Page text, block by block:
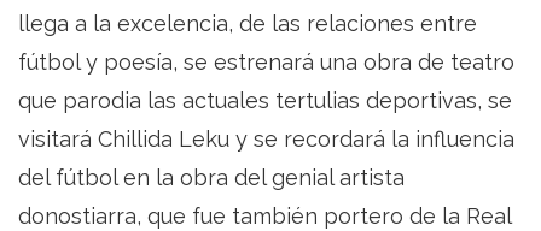
llega a la excelencia, de las relaciones entre
fútbol y poesía, se estrenará una obra de teatro
que parodia las actuales tertulias deportivas, se
visitará Chillida Leku y se recordará la influencia
del fútbol en la obra del genial artista
donostiarra, que fue también portero de la Real